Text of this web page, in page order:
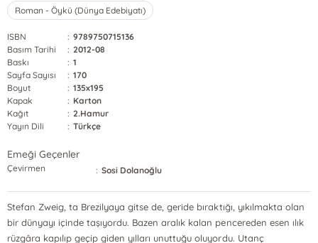
Roman - Öykü (Dünya Edebiyatı)
ISBN : 9789750715136
Basım Tarihi
: 2012-08
Baskı
: 1
Sayfa Sayısı
: 170
Boyut
: 135x195
Kapak
: Karton
Kağıt
: 2.Hamur
Yayın Dili
: Türkçe
Emeği Geçenler
Çevirmen : Sosi Dolanoğlu
Stefan Zweig, ta Brezilyaya gitse de, geride bıraktığı, yıkılmakta olan
bir dünyayı içinde taşıyordu. Bazen aralık kalan pencereden esen ılık
rüzgâra kapılıp geçip giden yılları unuttuğu oluyordu. Utanç